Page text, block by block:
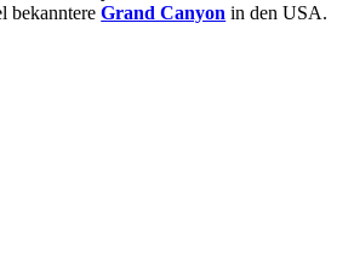
bekanntereGrand Canyon in den USA.